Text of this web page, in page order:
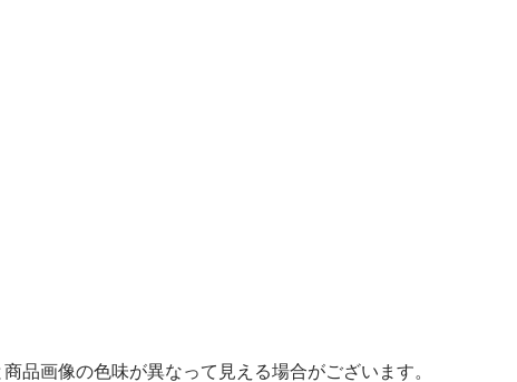
品画像の色味が異なって見える場合がございます。